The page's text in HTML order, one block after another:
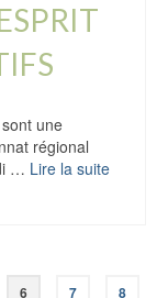
une
régional
… Lire la suite
6 7 8